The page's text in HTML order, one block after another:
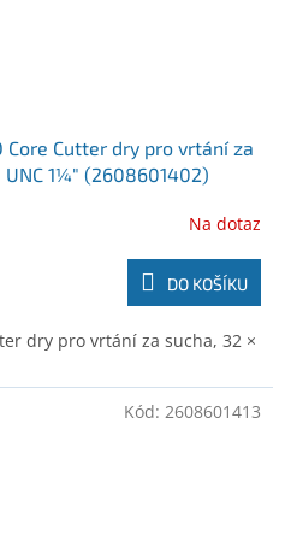
Core Cutter dry pro vrtání za
1¼″ (2608601402)
Na dotaz
DO KOŠÍKU
dry pro vrtání za sucha, 32 ×
Kód: 2608601413